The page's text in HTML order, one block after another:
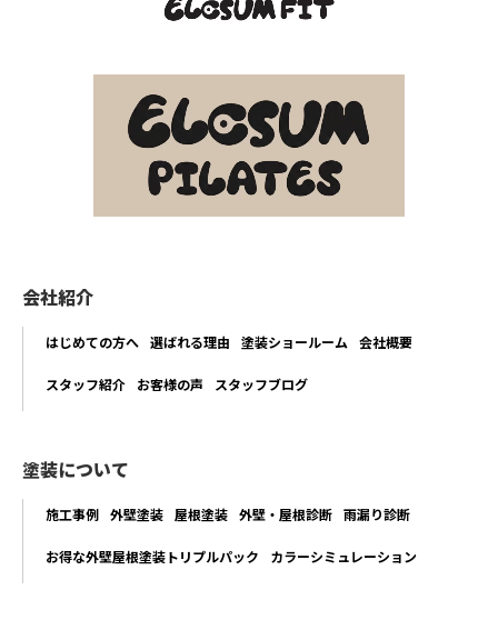
会社紹介
はじめての方へ 選ばれる理由 塗装ショールーム 会社概要
スタッフ紹介 お客様の声 スタッフブログ
塗装について
施工事例 外壁塗装 屋根塗装 外壁・屋根診断 雨漏り診断
お得な外壁屋根塗装トリプルパック カラーシミュレーション